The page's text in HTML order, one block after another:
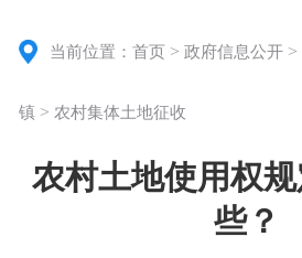
当前位置：首页 >政府信息公开 >
镇 >农村集体土地征收
农村土地使用权
些？